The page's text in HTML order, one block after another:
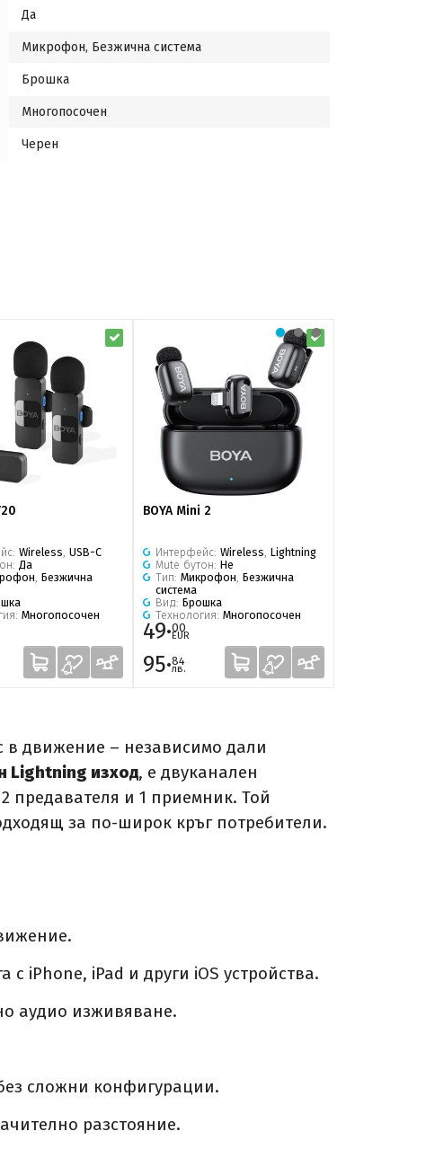
Да
Микрофон, Безжична система
Брошка
Многопосочен
Черен
Wireless USB-C
Да
Безжична
Многопосочен
BOYA Mini 2
Интерфейс: Wireless Lightning
Mute бутон: Не
Тип: Микрофон Безжична
система
Вид: Брошка
Технология: Многопосочен
49·00
EUR
95·84
лв.
в движение – независимо дали
Lightning изход, е двуканален
предавателя и 1 приемник. Той
за по-широк кръг потребители.
iPhone, iPad и други iOS устройства.
аудио изживяване.
сложни конфигурации.
разстояние.